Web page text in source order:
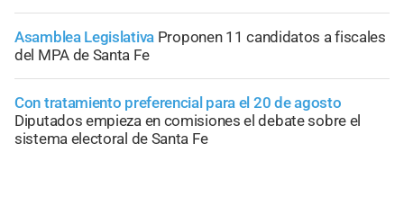
Asamblea Legislativa Proponen 11 candidatos a fiscales
del MPA de Santa Fe
Con tratamiento preferencial para el 20 de agosto
Diputados empieza en comisiones el debate sobre el
sistema electoral de Santa Fe